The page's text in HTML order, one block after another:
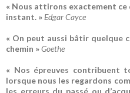
« Nous attirons exactement ce
instant. » Edgar Cayce
« On peut aussi bâtir quelque
chemin »Goethe
« Nos épreuves contribuent
lorsque nous les regardons
les erreurs du passé ou